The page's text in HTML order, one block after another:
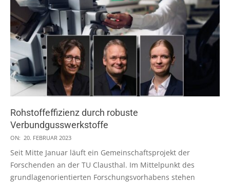
Rohstoffeffizienz durch robuste
Verbundgusswerkstoffe
2023-
02-
20
ON: 20. FEBRUAR 2023
Seit Mitte Januar läuft ein Gemeinschaftsprojekt der
Forschenden an der TU Clausthal. Im Mittelpunkt des
grundlagenorientierten Forschungsvorhabens stehen